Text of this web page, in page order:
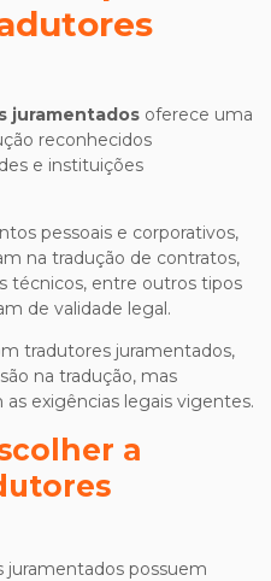
juramentados oferece uma
reconhecidos
e instituições
pessoais e corporativos,
na tradução de contratos,
técnicos, entre outros tipos
de validade legal.
tradutores juramentados,
na tradução, mas
exigências legais vigentes.
a